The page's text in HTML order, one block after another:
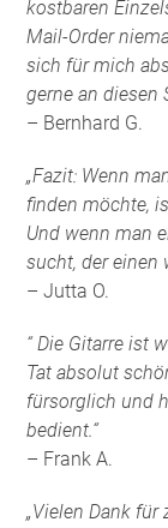
kostbaren
Mail-Order
sich für mich
gerne an diesen
– Bernhard G.
„Fazit: Wenn
finden möchte,
Und wenn man
sucht, der einen
– Jutta O.
“ Die Gitarre ist
Tat absolut
fürsorglich und
bedient.“
– Frank A.
„Vielen Dank